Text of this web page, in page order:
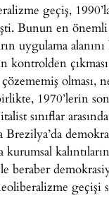
geçiş,
Bunun en
uygulama
kontrolden
1970’lerin
sınıflar
Brezilya’da
kurumsal
beraber
geçişi